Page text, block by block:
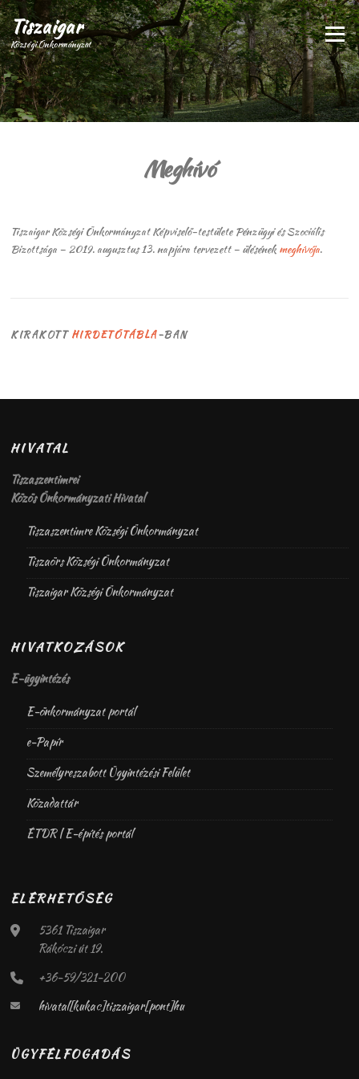
Ugrás
a
tartalomra
Tiszaigar
Községi Önkormányzat
Menü
Meghívó
Tiszaigar Községi Önkormányzat Képviselő-testülete Pénzügyi és Szociális
Bizottsága – 2019. augusztus 13. napjára tervezett – ülésének meghívója.
KIRAKOTT HIRDETŐTÁBLA-BAN
HIVATAL
Tiszaszentimrei
Közös Önkormányzati Hivatal
Tiszaszentimre Községi Önkormányzat
Tiszaörs Községi Önkormányzat
Tiszaigar Községi Önkormányzat
HIVATKOZÁSOK
E-ügyintézés
E-önkormányzat portál
e-Papír
Személyreszabott Ügyintézési Felület
Közadattár
ÉTDR | E-építés portál
ELÉRHETŐSÉG
5361 Tiszaigar
Rákóczi út 19.
+36-59/321-200
hivatal[kukac]tiszaigar[pont]hu
ÜGYFÉLFOGADÁS